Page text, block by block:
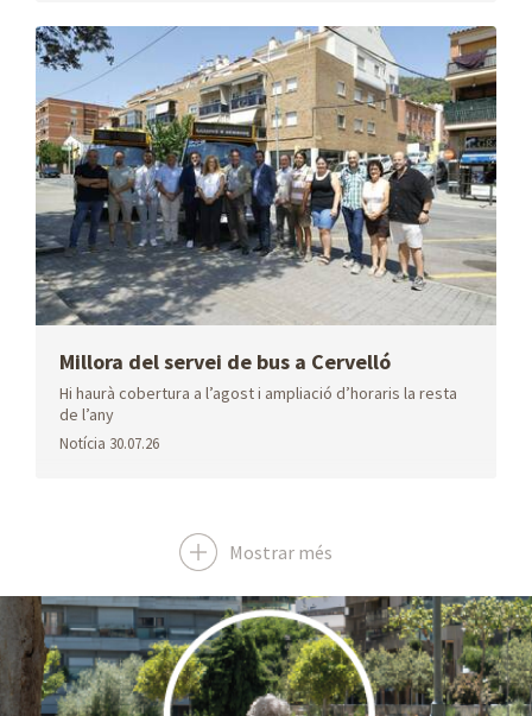
Factura
electrònica
Avisos
fitosanitaris
Avisos
contaminació
atmosfèrica
Ubicaempresa Aeroport Taxi
Millora del servei de bus a Cervelló
Hi haurà cobertura a l’agost i ampliació d’horaris la resta
de l’any
Notícia 30.07.26
Mostrar més